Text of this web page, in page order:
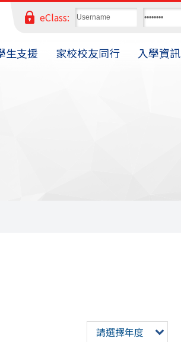
eClass:
生支援 家校校友同行 入學資訊
請選擇年度